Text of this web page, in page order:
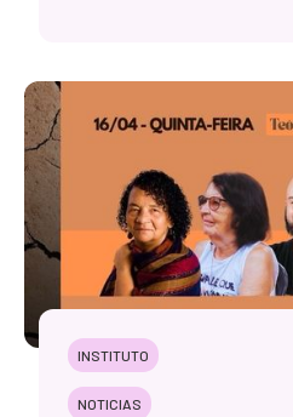
INSTITUTO
NOTICIAS